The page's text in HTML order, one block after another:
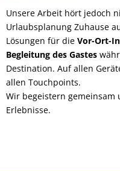
Unsere Arbeit hört jedoch
Urlaubsplanung Zuhause
Lösungen für die Vor-Ort-
Begleitung des Gastes
Destination. Auf allen
allen Touchpoints.
Wir begeistern gemeinsam
Erlebnisse.